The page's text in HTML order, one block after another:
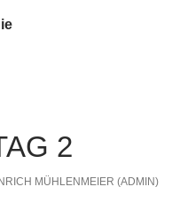
2
MÜHLENMEIER (ADMIN)